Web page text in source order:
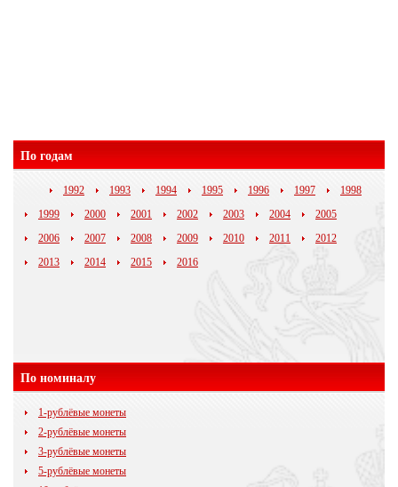
По годам
1992 1993 1994 1995 1996 1997
1998
1999
2000 2001 2002 2003 2004
2005
2006
2007 2008 2009 2010 2011
2012
2013
2014 2015 2016
По номиналу
1-рублёвые монеты
2-рублёвые монеты
3-рублёвые монеты
5-рублёвые монеты